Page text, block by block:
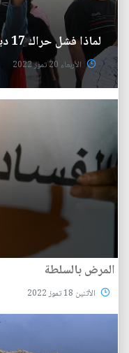
لماذا فشل حراك 17 ديسمبر 2010 في تونس؟
الأربعاء 20 تموز 2022
المرض بالسلطة
الأثنين 18 تموز 2022